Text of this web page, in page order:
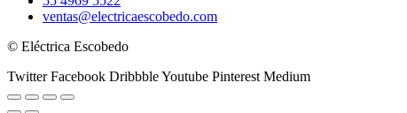
ventas@electricaescobedo.com
© Eléctrica Escobedo
Twitter Facebook DribbbleYoutube Pinterest Medium